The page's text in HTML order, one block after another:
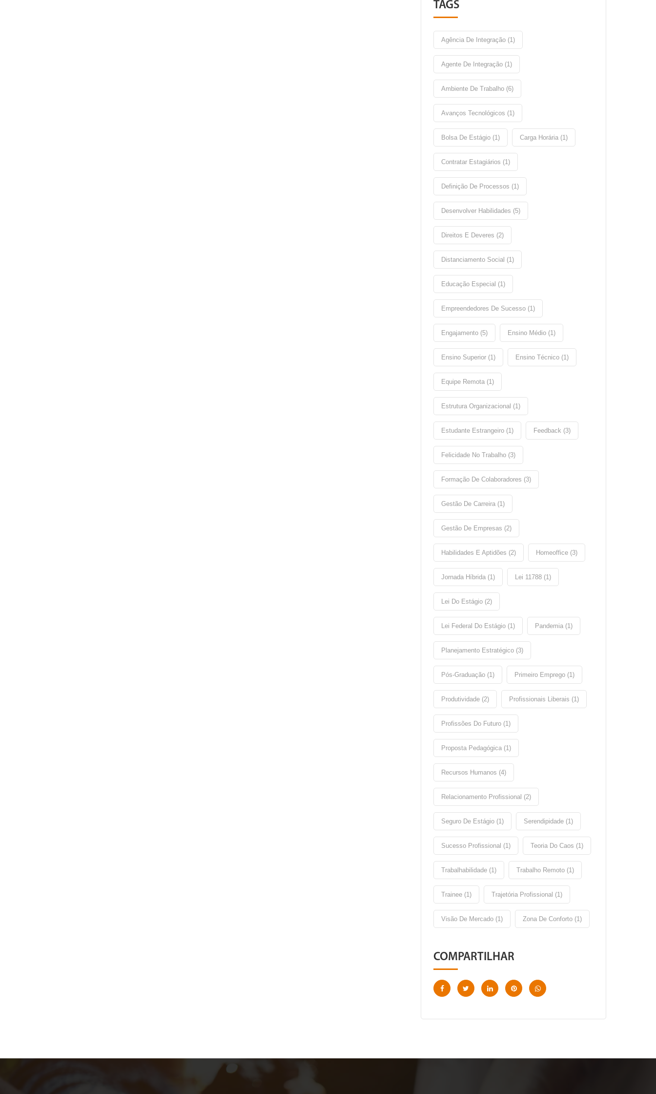
TAGS
Agência De Integração (1)
Agente De Integração (1)
Ambiente De Trabalho (6)
Avanços Tecnológicos (1)
Bolsa De Estágio (1) Carga Horária (1)
Contratar Estagiários (1)
Definição De Processos (1)
Desenvolver Habilidades (5)
Direitos E Deveres (2)
Distanciamento Social (1)
Educação Especial (1)
Empreendedores De Sucesso (1)
Engajamento (5) Ensino Médio (1)
Ensino Superior (1) Ensino Técnico (1)
Equipe Remota (1)
Estrutura Organizacional (1)
Estudante Estrangeiro (1) Feedback (3)
Felicidade No Trabalho (3)
Formação De Colaboradores (3)
Gestão De Carreira (1)
Gestão De Empresas (2)
Habilidades E Aptidões (2) Homeoffice (3)
Jornada Híbrida (1) Lei 11788 (1)
Lei Do Estágio (2)
Lei Federal Do Estágio (1) Pandemia (1)
Planejamento Estratégico (3)
Pós-Graduação (1) Primeiro Emprego (1)
Produtividade (2) Profissionais Liberais (1)
Profissões Do Futuro (1)
Proposta Pedagógica (1)
Recursos Humanos (4)
Relacionamento Profissional (2)
Seguro De Estágio (1) Serendipidade (1)
Sucesso Profissional (1) Teoria Do Caos (1)
Trabalhabilidade (1) Trabalho Remoto (1)
Trainee (1) Trajetória Profissional (1)
Visão De Mercado (1) Zona De Conforto (1)
COMPARTILHAR